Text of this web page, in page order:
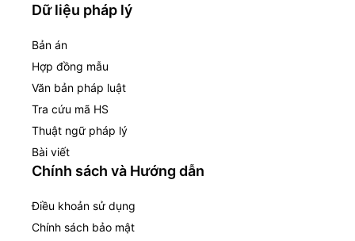
Dữ liệu pháp lý
Bản án
Hợp đồng mẫu
Văn bản pháp luật
Tra cứu mã HS
Thuật ngữ pháp lý
Bài viết
Chính sách và Hướng dẫn
Điều khoản sử dụng
Chính sách bảo mật